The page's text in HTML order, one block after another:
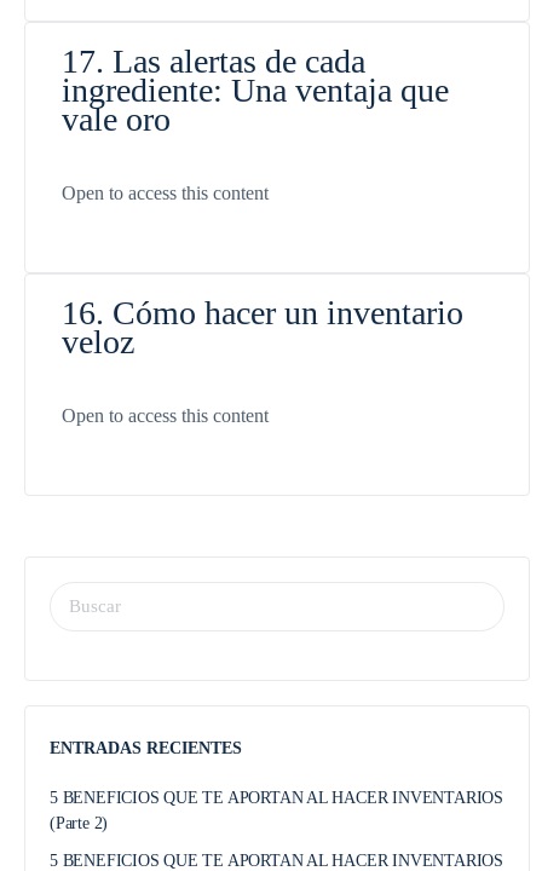
17. Las alertas de cada
ingrediente: Una ventaja que
vale oro
Open to access this content
16. Cómo hacer un inventario
veloz
Open to access this content
ENTRADAS RECIENTES
5 BENEFICIOS QUE TE APORTAN AL HACER INVENTARIOS
(Parte 2)
5 BENEFICIOS QUE TE APORTAN AL HACER INVENTARIOS